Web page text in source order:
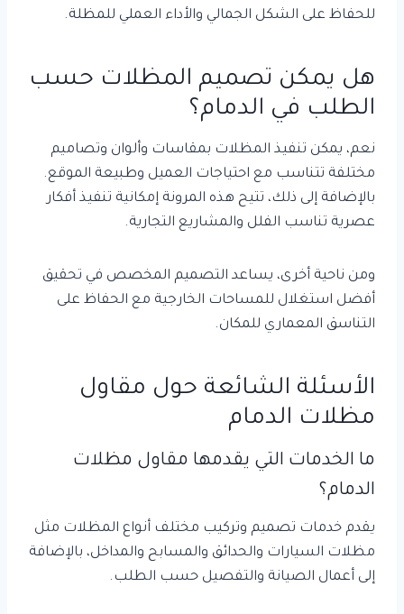
للحفاظ على الشكل الجمالي والأداء العملي للمظلة.
هل يمكن تصميم المظلات حسب
الطلب في الدمام؟
نعم، يمكن تنفيذ المظلات بمقاسات وألوان وتصاميم
مختلفة تتناسب مع احتياجات العميل وطبيعة الموقع.
بالإضافة إلى ذلك، تتيح هذه المرونة إمكانية تنفيذ أفكار
عصرية تناسب الفلل والمشاريع التجارية.
ومن ناحية أخرى، يساعد التصميم المخصص في تحقيق
أفضل استغلال للمساحات الخارجية مع الحفاظ على
التناسق المعماري للمكان.
الأسئلة الشائعة حول مقاول
مظلات الدمام
ما الخدمات التي يقدمها مقاول مظلات
الدمام؟
يقدم خدمات تصميم وتركيب مختلف أنواع المظلات مثل
مظلات السيارات والحدائق والمسابح والمداخل، بالإضافة
إلى أعمال الصيانة والتفصيل حسب الطلب.